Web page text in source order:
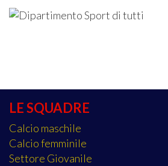
LE SQUADRE
Calcio maschile
Calcio femminile
Settore Giovanile